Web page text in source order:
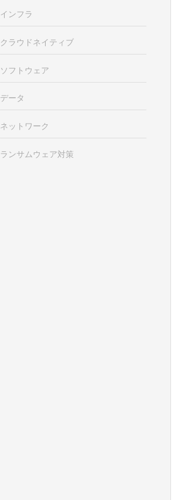
インフラ
クラウドネイティブ
ソフトウェア
データ
ネットワーク
ランサムウェア対策